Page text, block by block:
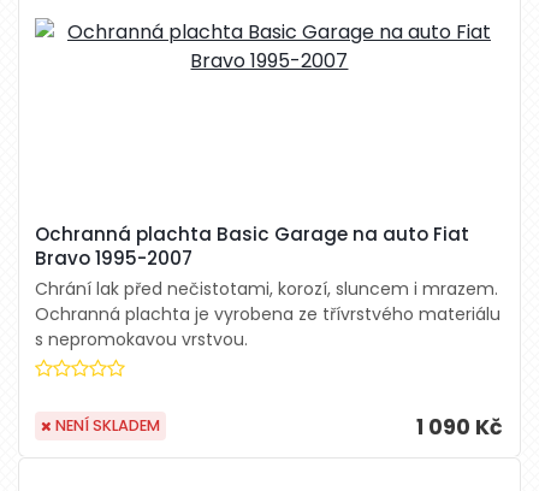
Ochranná plachta Basic Garage na auto Fiat
Bravo 1995-2007
Chrání lak před nečistotami, korozí, sluncem i mrazem.
Ochranná plachta je vyrobena ze třívrstvého materiálu
s nepromokavou vrstvou.
1 090 Kč
NENÍ SKLADEM